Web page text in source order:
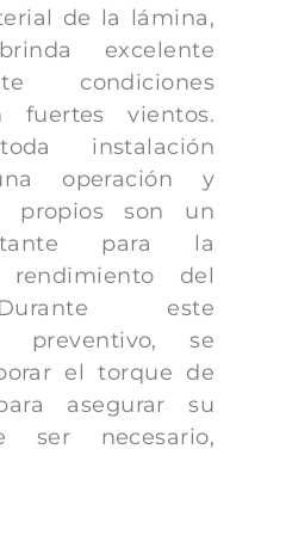
de la lámina,
excelente
condiciones
fuertes vientos.
instalación
operación y
propios son un
para la
del
este
preventivo, se
el torque de
asegurar su
necesario,